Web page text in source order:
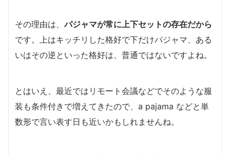
その理由は、パジャマが常に上下セットの存在だから
です。上はキッチリした格好で下だけパジャマ、ある
いはその逆といった格好は、普通ではないですよね。
とはいえ、最近ではリモート会議などでそのような服
装も条件付きで増えてきたので、a pajama などと単
数形で言い表す日も近いかもしれませんね。